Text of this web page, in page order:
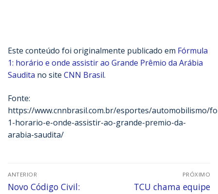
Este conteúdo foi originalmente publicado em Fórmula
1: horário e onde assistir ao Grande Prêmio da Arábia
Saudita no site CNN Brasil.
Fonte:
https://www.cnnbrasil.com.br/esportes/automobilismo/
1-horario-e-onde-assistir-ao-grande-premio-da-
arabia-saudita/
ANTERIOR
Novo Código Civil:
PRÓXIMO
TCU chama equipe